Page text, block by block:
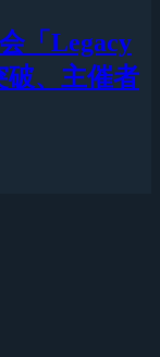
「Legacy
破、主催者